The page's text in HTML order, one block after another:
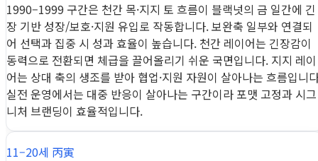
1990–1999 구간은 천간 목·지지 토 흐름이 블랙넛의 금 일간에 긴
장 기반 성장/보호·지원 유입로 작동합니다. 보완축 일부와 연결되
어 선택과 집중 시 성과 효율이 높습니다. 천간 레이어는 긴장감이
동력으로 전환되면 체급을 끌어올리기 쉬운 국면입니다. 지지 레이
어는 상대 축의 생조를 받아 협업·지원 자원이 살아나는 흐름입니
실전 운영에서는 대중 반응이 살아나는 구간이라 포맷 고정과 시그
니처 브랜딩이 효율적입니다.
11–20세 丙寅